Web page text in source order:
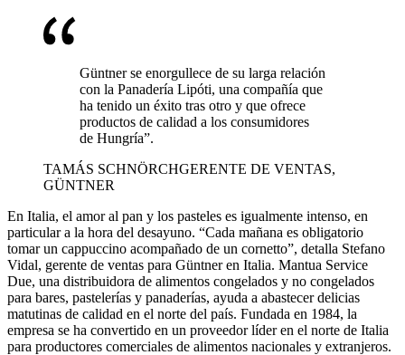
Güntner se enorgullece de su larga relación
con la Panadería Lipóti, una compañía que
ha tenido un éxito tras otro y que ofrece
productos de calidad a los consumidores
de Hungría”.
TAMÁS SCHNÖRCHGERENTE DE VENTAS,
GÜNTNER
En Italia, el amor al pan y los pasteles es igualmente intenso, en
particular a la hora del desayuno. “Cada mañana es obligatorio
tomar un cappuccino acompañado de un cornetto”, detalla Stefano
Vidal, gerente de ventas para Güntner en Italia. Mantua Service
Due, una distribuidora de alimentos congelados y no congelados
para bares, pastelerías y panaderías, ayuda a abastecer delicias
matutinas de calidad en el norte del país. Fundada en 1984, la
empresa se ha convertido en un proveedor líder en el norte de Italia
para productores comerciales de alimentos nacionales y extranjeros.